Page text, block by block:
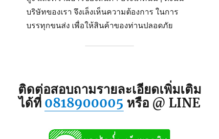
บริษัทของเรา จึงเล็งเห็นความต้องการ ในการ
บรรทุกขนส่ง เพื่อให้สินค้าของท่านปลอดภัย
ติดต่อสอบถามรายละเอียดเพิ่มเติม
ได้ที่ 0818900005 หรือ @ LINE